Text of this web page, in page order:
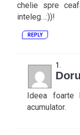
chelie spre
inteleg…:))!
REPLY
Doru
Ideea
acumulator.